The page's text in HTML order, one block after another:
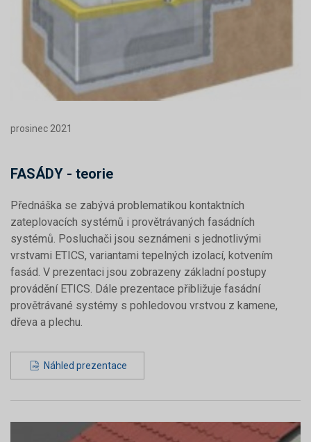
prosinec 2021
FASÁDY - teorie
Přednáška se zabývá problematikou kontaktních
zateplovacích systémů i provětrávaných fasádních
systémů. Posluchači jsou seznámeni s jednotlivými
vrstvami ETICS, variantami tepelných izolací, kotvením
fasád. V prezentaci jsou zobrazeny základní postupy
provádění ETICS. Dále prezentace přibližuje fasádní
provětrávané systémy s pohledovou vrstvou z kamene,
dřeva a plechu.
Náhled prezentace